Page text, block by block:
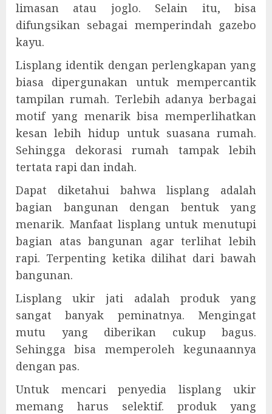
limasan atau joglo. Selain itu, bisa
difungsikan sebagai memperindah gazebo
kayu.
Lisplang identik dengan perlengkapan yang
biasa dipergunakan untuk mempercantik
tampilan rumah. Terlebih adanya berbagai
motif yang menarik bisa memperlihatkan
kesan lebih hidup untuk suasana rumah.
Sehingga dekorasi rumah tampak lebih
tertata rapi dan indah.
Dapat diketahui bahwa lisplang adalah
bagian bangunan dengan bentuk yang
menarik. Manfaat lisplang untuk menutupi
bagian atas bangunan agar terlihat lebih
rapi. Terpenting ketika dilihat dari bawah
bangunan.
Lisplang ukir jati adalah produk yang
sangat banyak peminatnya. Mengingat
mutu yang diberikan cukup bagus.
Sehingga bisa memperoleh kegunaannya
dengan pas.
Untuk mencari penyedia lisplang ukir
memang harus selektif. produk yang